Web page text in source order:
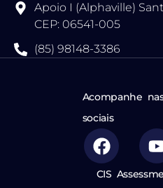
Apoio I (Alphaville)
CEP: 06541-005
(85) 98148-3386
Acompanhe
sociais
CIS